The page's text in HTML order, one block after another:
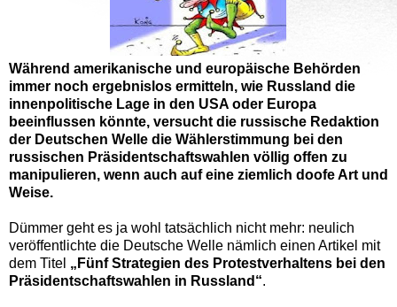
Während amerikanische und europäische Behörden
immer noch ergebnislos ermitteln, wie Russland die
innenpolitische Lage in den USA oder Europa
beeinflussen könnte, versucht die russische Redaktion
der Deutschen Welle die Wählerstimmung bei den
russischen Präsidentschaftswahlen völlig offen zu
manipulieren, wenn auch auf eine ziemlich doofe Art und
Weise.
Dümmer geht es ja wohl tatsächlich nicht mehr: neulich
veröffentlichte die Deutsche Welle nämlich einen Artikel mit
dem Titel „Fünf Strategien des Protestverhaltens bei den
Präsidentschaftswahlen in Russland“.